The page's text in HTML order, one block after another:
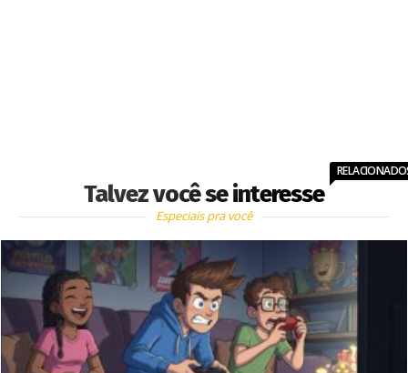
Talvez você se interesse
Especiais pra você